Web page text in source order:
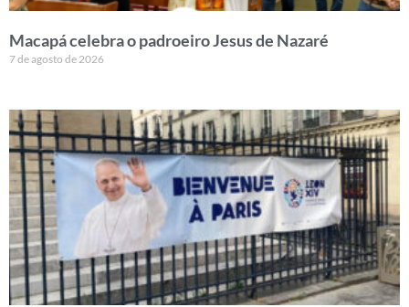
Macapá celebra o padroeiro Jesus de Nazaré
7 de agosto de 2026